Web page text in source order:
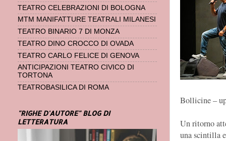
Bollicine –
Un ritorno
una scintilla
TEATRO CELEBRAZIONI DI BOLOGNA
MTM MANIFATTURE TEATRALI MILANESI
TEATRO BINARIO 7 DI MONZA
TEATRO DINO CROCCO DI OVADA
TEATRO CARLO FELICE DI GENOVA
ANTICIPAZIONI TEATRO CIVICO DI
TORTONA
TEATROBASILICA DI ROMA
"RIGHE D'AUTORE" BLOG DI
LETTERATURA